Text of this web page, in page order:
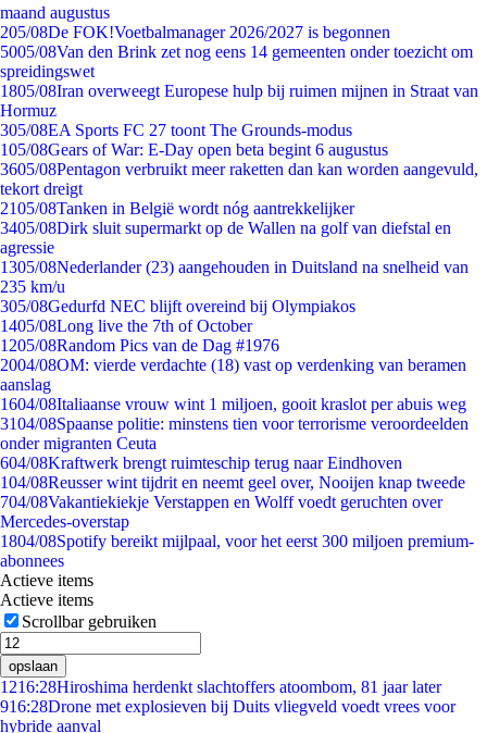
maand augustus
205/08De FOK!Voetbalmanager 2026/2027 is begonnen
5005/08Van den Brink zet nog eens 14 gemeenten onder toezicht om
spreidingswet
1805/08Iran overweegt Europese hulp bij ruimen mijnen in Straat van
Hormuz
305/08EA Sports FC 27 toont The Grounds-modus
105/08Gears of War: E-Day open beta begint 6 augustus
3605/08Pentagon verbruikt meer raketten dan kan worden aangevuld,
tekort dreigt
2105/08Tanken in België wordt nóg aantrekkelijker
3405/08Dirk sluit supermarkt op de Wallen na golf van diefstal en
agressie
1305/08Nederlander (23) aangehouden in Duitsland na snelheid van
235 km/u
305/08Gedurfd NEC blijft overeind bij Olympiakos
1405/08Long live the 7th of October
1205/08Random Pics van de Dag #1976
2004/08OM: vierde verdachte (18) vast op verdenking van beramen
aanslag
1604/08Italiaanse vrouw wint 1 miljoen, gooit kraslot per abuis weg
3104/08Spaanse politie: minstens tien voor terrorisme veroordeelden
onder migranten Ceuta
604/08Kraftwerk brengt ruimteschip terug naar Eindhoven
104/08Reusser wint tijdrit en neemt geel over, Nooijen knap tweede
704/08Vakantiekiekje Verstappen en Wolff voedt geruchten over
Mercedes-overstap
1804/08Spotify bereikt mijlpaal, voor het eerst 300 miljoen premium-
abonnees
Actieve items
Actieve items
Scrollbar gebruiken
opslaan
1216:28Hiroshima herdenkt slachtoffers atoombom, 81 jaar later
916:28Drone met explosieven bij Duits vliegveld voedt vrees voor
hybride aanval